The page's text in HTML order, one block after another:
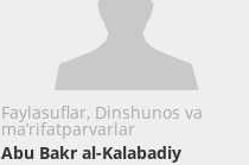
Faylasuflar, Dinshunos va
ma’rifatparvarlar
Abu Bakr al-Kalabadiy